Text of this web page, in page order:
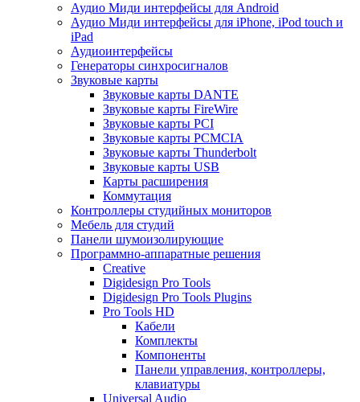
Аудио Миди интерфейсы для Android
Аудио Миди интерфейсы для iPhone, iPod touch и
iPad
Аудиоинтерфейсы
Генераторы синхросигналов
Звуковые карты
Звуковые карты DANTE
Звуковые карты FireWire
Звуковые карты PCI
Звуковые карты PCMCIA
Звуковые карты Thunderbolt
Звуковые карты USB
Карты расширения
Коммутация
Контроллеры студийных мониторов
Мебель для студий
Панели шумоизолирующие
Программно-аппаратные решения
Creative
Digidesign Pro Tools
Digidesign Pro Tools Plugins
Pro Tools HD
Кабели
Комплекты
Компоненты
Панели управления, контроллеры,
клавиатуры
Universal Audio